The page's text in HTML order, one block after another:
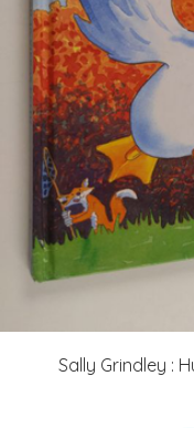
Sally Grindley :